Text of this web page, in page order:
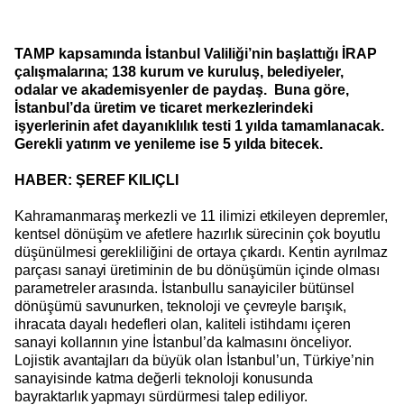
TAMP kapsamında İstanbul Valiliği’nin başlattığı İRAP
çalışmalarına; 138 kurum ve kuruluş, belediyeler,
odalar ve akademisyenler de paydaş. Buna göre,
İstanbul’da üretim ve ticaret merkezlerindeki
işyerlerinin afet dayanıklılık testi 1 yılda tamamlanacak.
Gerekli yatırım ve yenileme ise 5 yılda bitecek.
HABER: ŞEREF KILIÇLI
Kahramanmaraş merkezli ve 11 ilimizi etkileyen depremler,
kentsel dönüşüm ve afetlere hazırlık sürecinin çok boyutlu
düşünülmesi gerekliliğini de ortaya çıkardı. Kentin ayrılmaz
parçası sanayi üretiminin de bu dönüşümün içinde olması
parametreler arasında. İstanbullu sanayiciler bütünsel
dönüşümü savunurken, teknoloji ve çevreyle barışık,
ihracata dayalı hedefleri olan, kaliteli istihdamı içeren
sanayi kollarının yine İstanbul’da kalmasını önceliyor.
Lojistik avantajları da büyük olan İstanbul’un, Türkiye’nin
sanayisinde katma değerli teknoloji konusunda
bayraktarlık yapmayı sürdürmesi talep ediliyor.